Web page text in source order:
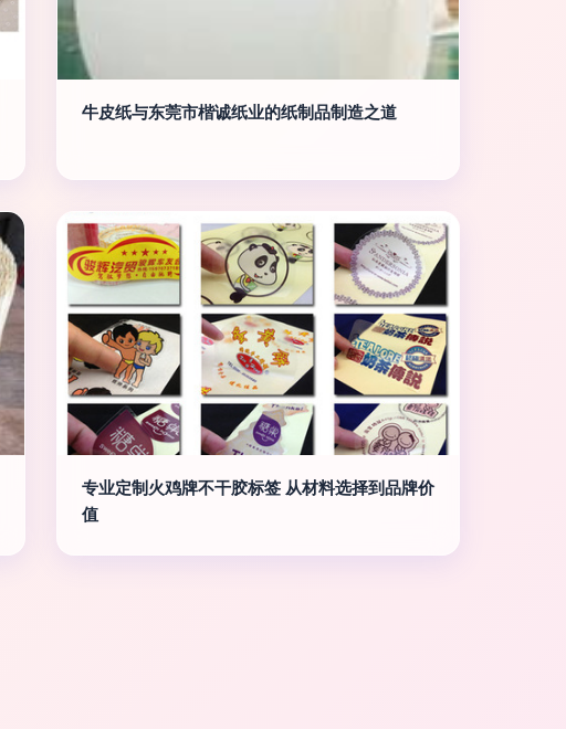
牛皮纸与东莞市楷诚纸业的纸制品制造之道
专业定制火鸡牌不干胶标签 从材料选择到品牌价
值